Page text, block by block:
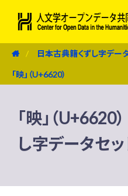
日本古典籍くずし字デー
「映」（U+6620）
「映」（
し字データセッ